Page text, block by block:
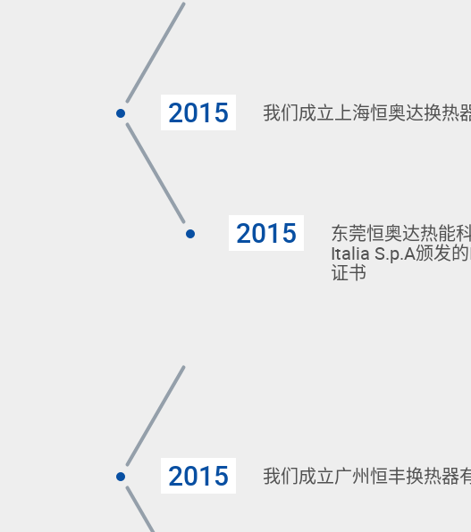
2015 我们成立上海恒奥达换热
2015
东莞恒奥达热能
Italia S.p.A颁发
证书
2015 我们成立广州恒丰换热器